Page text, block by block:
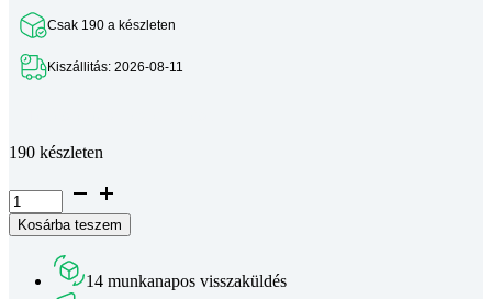
Csak 190 a készleten
Kiszállitás: 2026-08-11
190 készleten
Süllyesztett
fejű
phillips
DIN
Kosárba teszem
14 munkanapos visszaküldés